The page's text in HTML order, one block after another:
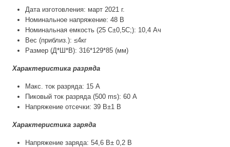
Дата изготовления: март 2021 г.
Номинальное напряжение: 48 В
Номинальная емкость (25 С±0,5С;): 10,4 Ач
Вес (приблиз.): ≤4кг
Размер (Д*Ш*В): 316*129*85 (мм)
Характеристика разряда
Макс. ток разряда: 15 A
Пиковый ток разряда (500 ms): 60 A
Напряжение отсечки: 39 В±1 В
Характеристика заряда
Напряжение заряда: 54,6 В± 0,2 В